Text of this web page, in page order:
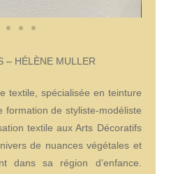
– HÉLÈNE MULLER
textile, spécialisée en teinture
formation de styliste-modéliste
textile aux Arts Décoratifs
de nuances végétales et
dans sa région d’enfance.